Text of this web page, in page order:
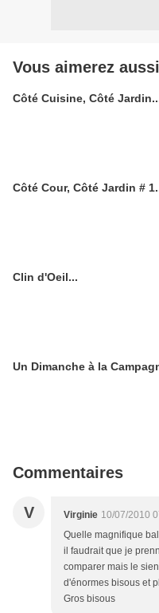
Vous aimerez aussi
Côté Cuisine, Côté
Côté Cour, Côté Jardin #
Clin d'Oeil...
Un Dimanche à la
Commentaires
V Virginie 10/07/2010
Quelle magnifique
il faudrait que je
comparer mais le
d'énormes bisous et
Gros bisous